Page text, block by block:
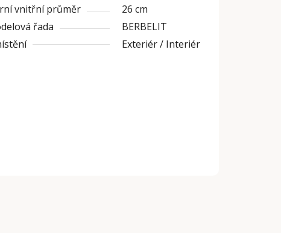
vnitřní průměr
26 cm
řada
BERBELIT
Exteriér / Interiér